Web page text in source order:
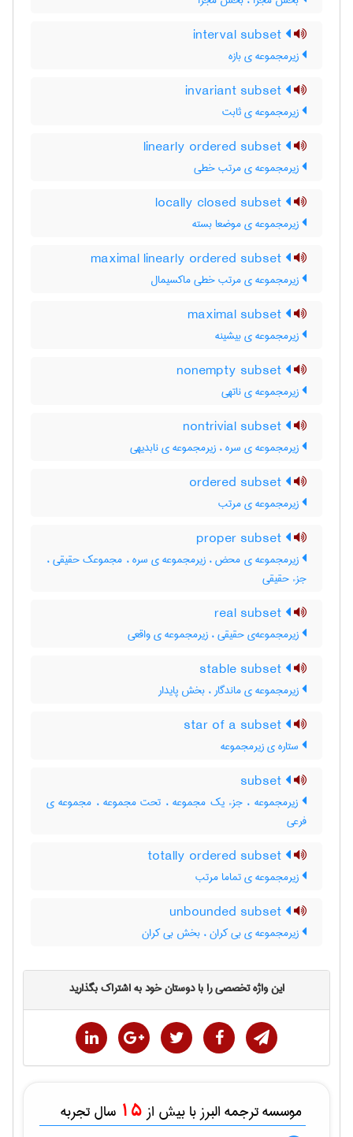
زیرمجموعه ی بازه
زیرمجموعه ی ثابت
زیرمجموعه ی مرتب خطی
زیرمجموعه ی موضعا بسته
زیرمجموعه ی مرتب خطی ماکسیمال
زیرمجموعه ی بیشینه
زیرمجموعه ی ناتهی
زیرمجموعه ی سره ، زیرمجموعه ی نابدیهی
زیرمجموعه ی مرتب
زیرمجموعه ی محض ، زیرمجموعه ی سره ، مجموعک حقیقی ،
جزء حقیقی
زیرمجموعه‌ی حقیقی ، زیرمجموعه ی واقعی
زیرمجموعه ی ماندگار ، بخش پایدار
ستاره ی زیرمجموعه
زیرمجموعه ، جزء یک مجموعه ، تحت مجموعه ، مجموعه ی
فرعی
زیرمجموعه ی تماما مرتب
زیرمجموعه ی بی کران ، بخش بی کران
این واژه تخصصی را با دوستان خود به اشتراک بگذارید
موسسه ترجمه البرز با بیش از 15 سال تجربه